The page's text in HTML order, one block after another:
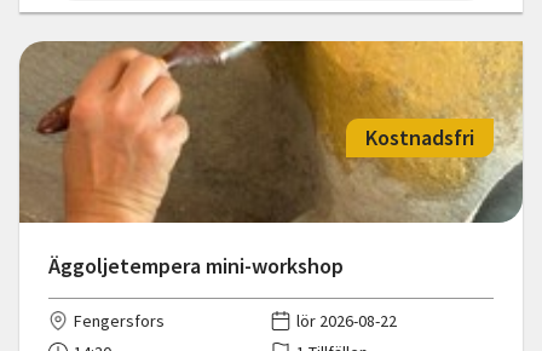
Äggoljetempera mini-workshop
Kostnadsfri
Fengersfors
lör 2026-08-22